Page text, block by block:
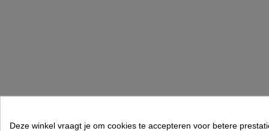
Deze winkel vraagt je om cookies te accepteren voor betere